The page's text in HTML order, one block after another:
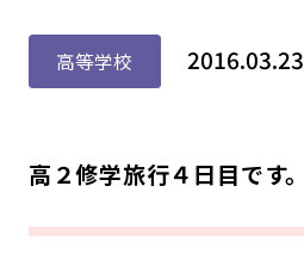
高等学校 2016.03.23
高２修学旅行４日目です。